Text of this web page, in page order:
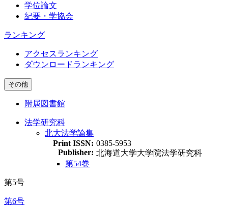
学位論文
紀要・学協会
ランキング
アクセスランキング
ダウンロードランキング
その他
附属図書館
法学研究科
北大法学論集
Print ISSN: 0385-5953
Publisher: 北海道大学大学院法学研究科
第54巻
第5号
第6号